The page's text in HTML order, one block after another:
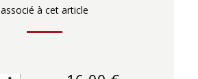
associé à cet article